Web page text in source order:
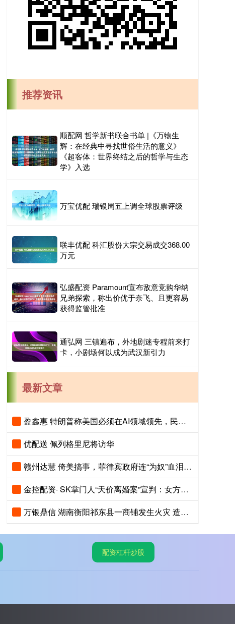
推荐资讯
顺配网 哲学新书联合书单 |《万物生
辉：在经典中寻找世俗生活的意义》
《超客体：世界终结之后的哲学与生态
学》入选
万宝优配 瑞银周五上调全球股票评级
联丰优配 科汇股份大宗交易成交368.00
万元
弘盛配资 Paramount宣布敌意竞购华纳
兄弟探索，称出价优于奈飞、且更容易
获得监管批准
通弘网 三镇遍布，外地剧迷专程前来打
卡，小剧场何以成为武汉新引力
最新文章
盈鑫惠 特朗普称美国必须在AI领域领先，民调显示美国人认为中国AI更先进
优配送 佩列格里尼将访华
赣州达慧 倚美搞事，菲律宾政府连“为奴”血泪史都忘了
金控配资· SK掌门人“天价离婚案”宣判：女方将获得9440亿韩元财产！
万银鼎信 湖南衡阳祁东县一商铺发生火灾 造成5人死亡
配资杠杆炒股